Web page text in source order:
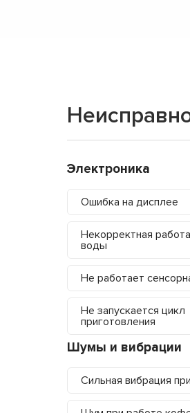
Электроника
Ошибка на дисплее
Некорректная
воды
Не работает
Не запускается цикл
приготовления
Шумы и вибрации
Сильная вибрация